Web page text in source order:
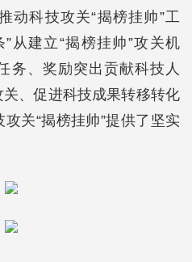
动科技攻关“揭榜挂帅”工
从建立“揭榜挂帅”攻关机
务、奖励突出贡献科技人
、促进科技成果转移转化
关“揭榜挂帅”提供了坚实